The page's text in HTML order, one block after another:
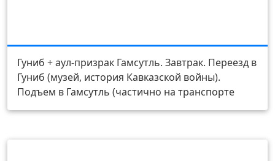
Гуниб + аул-призрак Гамсутль. Завтрак. Переезд в
Гуниб (музей, история Кавказской войны).
Подъем в Гамсутль (частично на транспорте